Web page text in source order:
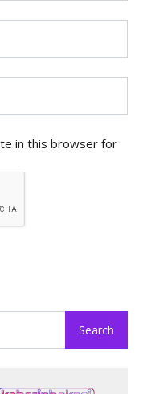
in this browser for